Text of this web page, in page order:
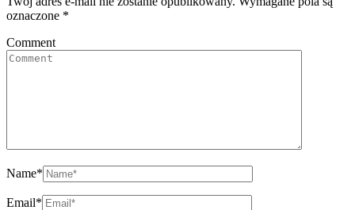
oznaczone *
Comment
Name*
Email*